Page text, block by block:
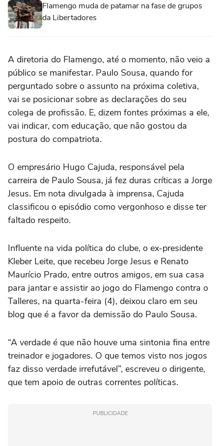
Flamengo muda de patamar na fase de grupos
da Libertadores
A diretoria do Flamengo, até o momento, não veio a
público se manifestar. Paulo Sousa, quando for
perguntado sobre o assunto na próxima coletiva,
vai se posicionar sobre as declarações do seu
colega de profissão. E, dizem fontes próximas a ele,
vai indicar, com educação, que não gostou da
postura do compatriota.
O empresário Hugo Cajuda, responsável pela
carreira de Paulo Sousa, já fez duras críticas a Jorge
Jesus. Em nota divulgada à imprensa, Cajuda
classificou o episódio como vergonhoso e disse ter
faltado respeito.
Influente na vida política do clube, o ex-presidente
Kleber Leite, que recebeu Jorge Jesus e Renato
Maurício Prado, entre outros amigos, em sua casa
para jantar e assistir ao jogo do Flamengo contra o
Talleres, na quarta-feira (4), deixou claro em seu
blog que é a favor da demissão do Paulo Sousa.
“A verdade é que não houve uma sintonia fina entre
treinador e jogadores. O que temos visto nos jogos
faz disso verdade irrefutável”, escreveu o dirigente,
que tem apoio de outras correntes políticas.
PUBLICIDADE